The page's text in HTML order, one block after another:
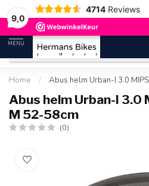
9,0
4714 Reviews
30 dagen bedenktijd
MENU
Home / Abus helm Urban-I 3.0
Abus helm Urban-I 3.0
M 52-58cm
(0)